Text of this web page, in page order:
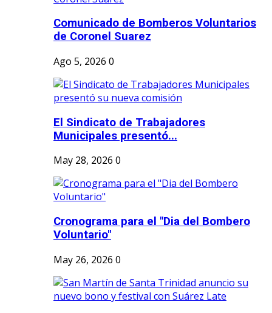
Comunicado de Bomberos Voluntarios
de Coronel Suarez
Ago 5, 2026 0
El Sindicato de Trabajadores
Municipales presentó...
May 28, 2026 0
Cronograma para el "Dia del Bombero
Voluntario"
May 26, 2026 0